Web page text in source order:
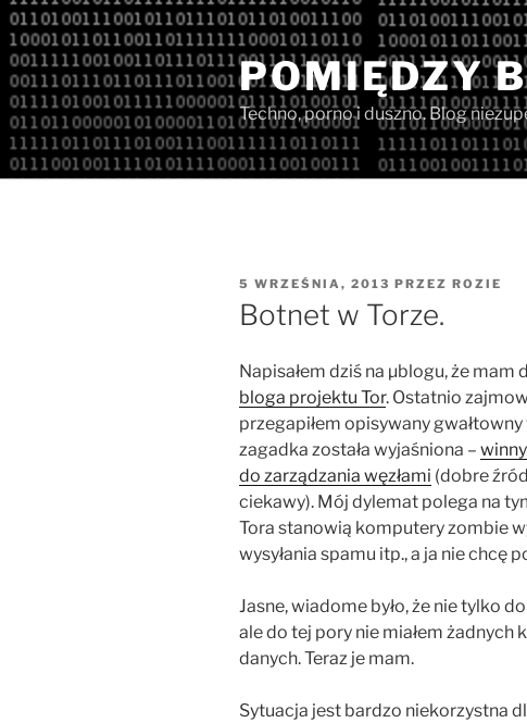
Przejdź
do
treści
POMIĘDZY
Techno, porno i duszno. Blog
OPUBLIKOWANE
W
5 WRZEŚNIA, 2013 PRZEZ ROZIE
Botnet w Torze.
Napisałem dziś na µblogu, że mam
bloga projektu Tor. Ostatnio
przegapiłem opisywany
zagadka została wyjaśniona –
do zarządzania węzłami (dobre
ciekawy). Mój dylemat polega na
Tora stanowią komputery zombie
wysyłania spamu itp., a ja nie
Jasne, wiadome było, że nie tylko
ale do tej pory nie miałem żadnych
danych. Teraz je mam.
Sytuacja jest bardzo niekorzystna